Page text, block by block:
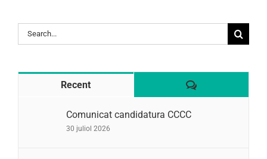
Search
for:
Recent Comentaris
Comunicat candidatura CCCC
30 juliol 2026